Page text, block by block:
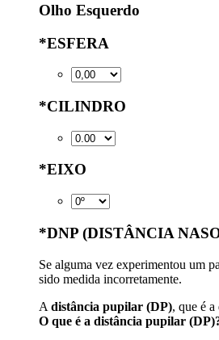
Olho Esquerdo
*ESFERA
*CILINDRO
*EIXO
*DNP (DISTÂNCIA
Se alguma vez experimentou um
sido medida incorretamente.
A distância pupilar (DP), que é
O que é a distância pupilar